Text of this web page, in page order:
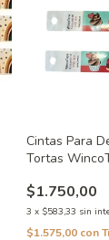
Cintas Para
Tortas
$1.750,00
3 x $583,33 sin
$1.575,00 con